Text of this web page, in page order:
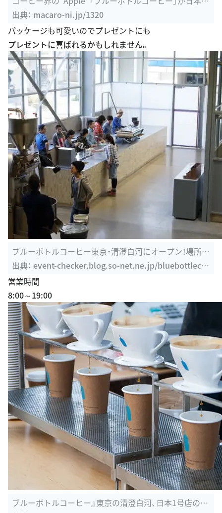
上陸！！ - macaroni
出典：macaro-ni.jp/1320
パッケージも可愛いのでプレゼントにも
プレゼントに喜ばれるかもしれません。
ブルーボトルコーヒー東京・清澄白河にオープン！場所・
アクセス・営業 ...
出典：event-checker.blog.so-net.ne.jp/bluebottleco
ffee-kiyosumi
営業時間
8:00～19:00
ブルーボトルコーヒー』東京の清澄白河、日本1号店のオ
ープン予定日を1 ...
出典：thecoffeebrothers.com/coffeenews/201408192